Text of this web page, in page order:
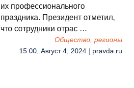
их профессионального
праздника. Президент отметил,
что сотрудники отрас …
Общество, регионы
15:00, Август 4, 2024 | pravda.ru